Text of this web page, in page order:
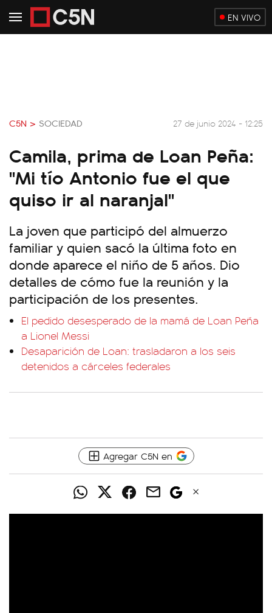
EN VIVO
C5N > SOCIEDAD 27 de junio 2024 - 12:25
Camila, prima de Loan Peña:
"Mi tío Antonio fue el que
quiso ir al naranjal"
La joven que participó del almuerzo
familiar y quien sacó la última foto en
donde aparece el niño de 5 años. Dio
detalles de cómo fue la reunión y la
participación de los presentes.
El pedido desesperado de la mamá de Loan Peña
a Lionel Messi
Desaparición de Loan: trasladaron a los seis
detenidos a cárceles federales
Agregar C5N en